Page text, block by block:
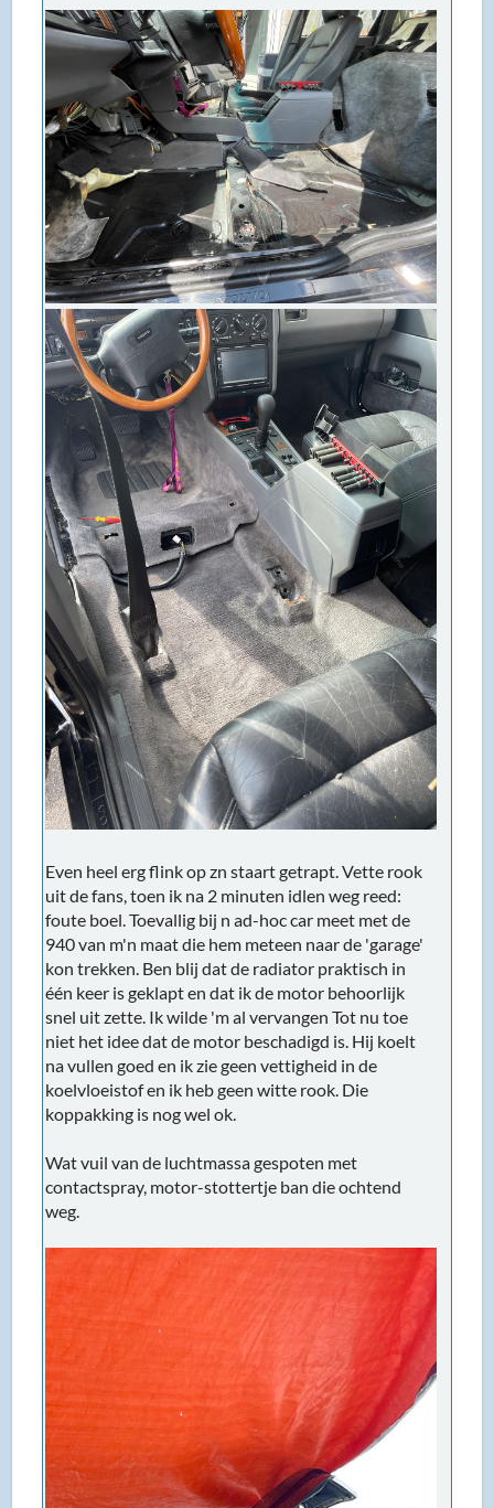
Even heel erg flink op zn staart getrapt. Vette rook
uit de fans, toen ik na 2 minuten idlen weg reed:
foute boel. Toevallig bij n ad-hoc car meet met de
940 van m'n maat die hem meteen naar de 'garage'
kon trekken. Ben blij dat de radiator praktisch in
één keer is geklapt en dat ik de motor behoorlijk
snel uit zette. Ik wilde 'm al vervangen Tot nu toe
niet het idee dat de motor beschadigd is. Hij koelt
na vullen goed en ik zie geen vettigheid in de
koelvloeistof en ik heb geen witte rook. Die
koppakking is nog wel ok.
Wat vuil van de luchtmassa gespoten met
contactspray, motor-stottertje ban die ochtend
weg.